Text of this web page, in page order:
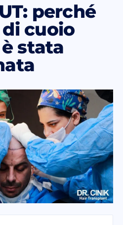
sulla privacy
Elettronico Commerciale.
perché
cuoio
stata